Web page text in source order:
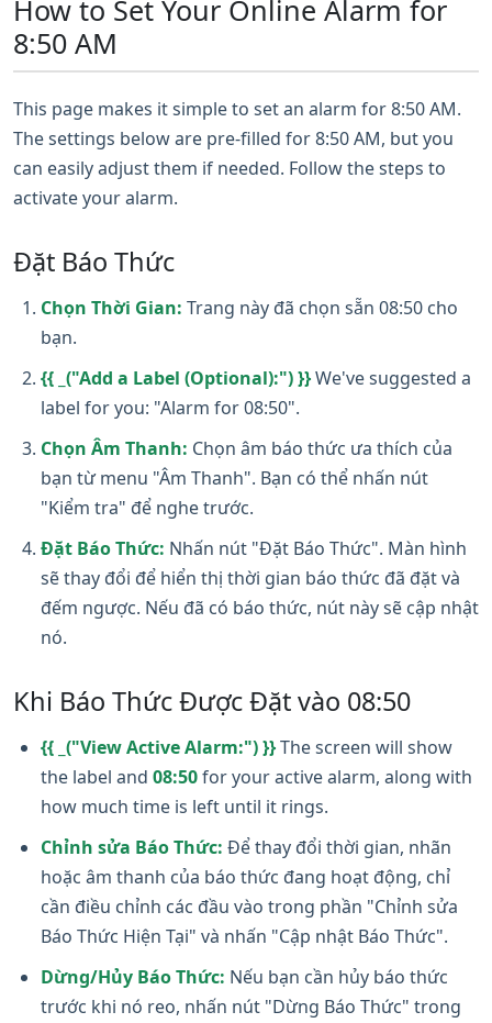
How to Set Your Online Alarm for
8:50 AM
This page makes it simple to set an alarm for 8:50 AM.
The settings below are pre-filled for 8:50 AM, but you
can easily adjust them if needed. Follow the steps to
activate your alarm.
Đặt Báo Thức
Chọn Thời Gian: Trang này đã chọn sẵn 08:50 cho
bạn.
{{ _("Add a Label (Optional):") }}We've suggested a
label for you: "Alarm for 08:50".
Chọn Âm Thanh: Chọn âm báo thức ưa thích của
bạn từ menu "Âm Thanh". Bạn có thể nhấn nút
"Kiểm tra" để nghe trước.
Đặt Báo Thức: Nhấn nút "Đặt Báo Thức". Màn hình
sẽ thay đổi để hiển thị thời gian báo thức đã đặt và
đếm ngược. Nếu đã có báo thức, nút này sẽ cập nhật
nó.
Khi Báo Thức Được Đặt vào 08:50
{{ _("View Active Alarm:") }}The screen will show
the label and 08:50for your active alarm, along with
how much time is left until it rings.
Chỉnh sửa Báo Thức: Để thay đổi thời gian, nhãn
hoặc âm thanh của báo thức đang hoạt động, chỉ
cần điều chỉnh các đầu vào trong phần "Chỉnh sửa
Báo Thức Hiện Tại" và nhấn "Cập nhật Báo Thức".
Dừng/Hủy Báo Thức: Nếu bạn cần hủy báo thức
trước khi nó reo, nhấn nút "Dừng Báo Thức" trong